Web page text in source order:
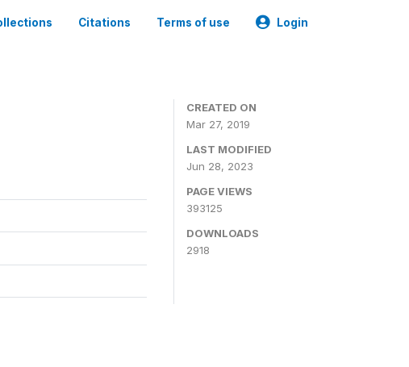
Citations Terms of use Login
CREATED ON
Mar 27, 2019
LAST MODIFIED
Jun 28, 2023
PAGE VIEWS
393125
DOWNLOADS
2918